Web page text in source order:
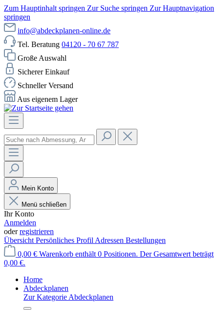
Zum Hauptinhalt springen Zur Suche springen Zur Hauptnavigation
springen
info@abdeckplanen-online.de
Tel. Beratung 04120 - 70 67 787
Große Auswahl
Sicherer Einkauf
Schneller Versand
Aus eigenem Lager
Mein Konto
Menü schließen
Ihr Konto
Anmelden
oderregistrieren
Übersicht Persönliches Profil Adressen Bestellungen
0,00 € Warenkorb enthält 0 Positionen. Der Gesamtwert beträgt
0,00 €.
Home
Abdeckplanen
Zur Kategorie Abdeckplanen